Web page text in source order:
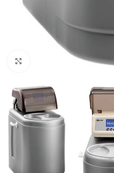
Click to enlarge